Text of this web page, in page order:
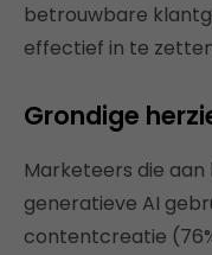
betrouwbare
effectief in te
Grondige
Marketeers die
generatieve AI
contentcreatie